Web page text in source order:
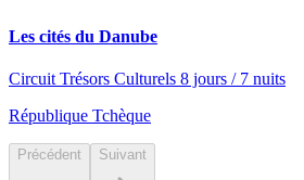
Les cités du Danube
Circuit Trésors Culturels 8 jours / 7 nuits
République Tchèque
Précédent Suivant